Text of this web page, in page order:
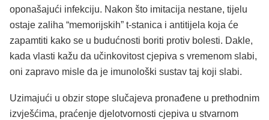
oponašajući infekciju. Nakon što imitacija nestane, tijelu
ostaje zaliha “memorijskih” t-stanica i antitijela koja će
zapamtiti kako se u budućnosti boriti protiv bolesti. Dakle,
kada vlasti kažu da učinkovitost cjepiva s vremenom slabi,
oni zapravo misle da je imunološki sustav taj koji slabi.
Uzimajući u obzir stope slučajeva pronađene u prethodnim
izvješćima, praćenje djelotvornosti cjepiva u stvarnom